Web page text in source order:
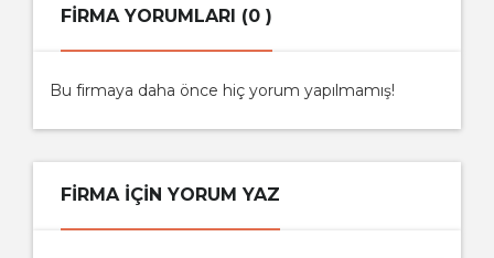
FIRMA YORUMLARI (0 )
Bu firmaya daha önce hiç yorum yapılmamış!
FIRMA IÇIN YORUM YAZ